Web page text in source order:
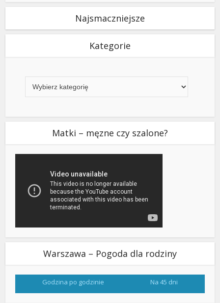
Najsmaczniejsze
Kategorie
Matki – męzne czy szalone?
Warszawa – Pogoda dla rodziny
Godzina po godzinie Na 45 dni